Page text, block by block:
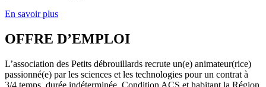
En savoir plus
OFFRE D’EMPLOI
L’association des Petits débrouillards recrute un(e) animateur(rice)
passionné(e) par les sciences et les technologies pour un contrat à